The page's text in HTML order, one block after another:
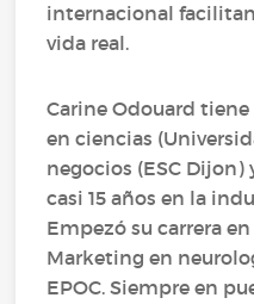
internacional
vida real.
Carine Odouard
en ciencias
negocios (ESC
casi 15 años en la
Empezó su carrera
Marketing en
EPOC. Siempre en